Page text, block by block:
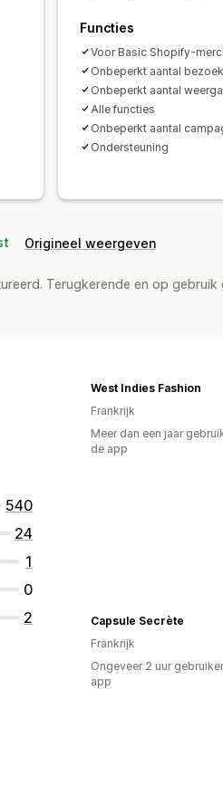
Functies
Voor Basic Shopify-
Onbeperkt aantal
Onbeperkt aantal
Alle functies
Onbeperkt aantal
Ondersteuning
Origineel weergeven
Terugkerende en op
540
24
1
0
2
West Indies Fashion
Frankrijk
Meer dan een jaar
de app
Capsule Secrète
Frankrijk
Ongeveer 2 uur
app